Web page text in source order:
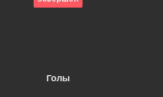
Голы